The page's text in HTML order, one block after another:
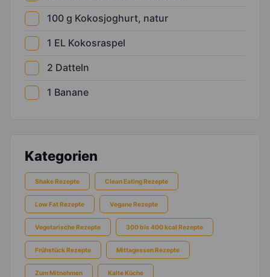
100 g Kokosjoghurt, natur
1 EL Kokosraspel
2 Datteln
1 Banane
Kategorien
Shake Rezepte Clean Eating Rezepte
Low Fat Rezepte Vegane Rezepte
Vegetarische Rezepte 300 bis 400 kcal Rezepte
Frühstück Rezepte Mittagessen Rezepte
Zum Mitnehmen Kalte Küche